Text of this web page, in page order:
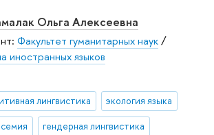
Ольга Алексеевна
Факультет гуманитарных наук/
иностранных языков
лингвистика экология языка
гендерная лингвистика